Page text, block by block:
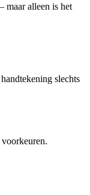
maar alleen is het
slechts